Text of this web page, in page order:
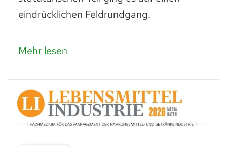
eindrücklichen Feldrundgang.
Mehr lesen